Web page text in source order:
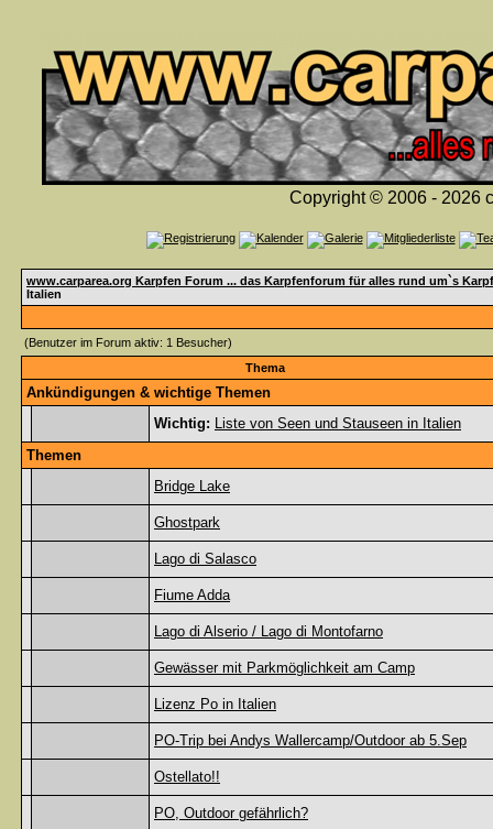
Copyright © 2006 - 2026
www.carparea.org Karpfen Forum ... das Karpfenforum für alles rund um`s
Italien
(Benutzer im Forum aktiv: 1 Besucher)
Thema
Ankündigungen & wichtige Themen
Wichtig: Liste von Seen und Stauseen in Italien
Themen
Bridge Lake
Ghostpark
Lago di Salasco
Fiume Adda
Lago di Alserio / Lago di Montofarno
Gewässer mit Parkmöglichkeit am Camp
Lizenz Po in Italien
PO-Trip bei Andys Wallercamp/Outdoor ab 5.Sep
Ostellato!!
PO, Outdoor gefährlich?